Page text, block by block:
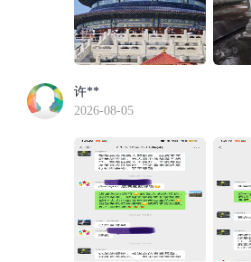
许**
2026-08-05